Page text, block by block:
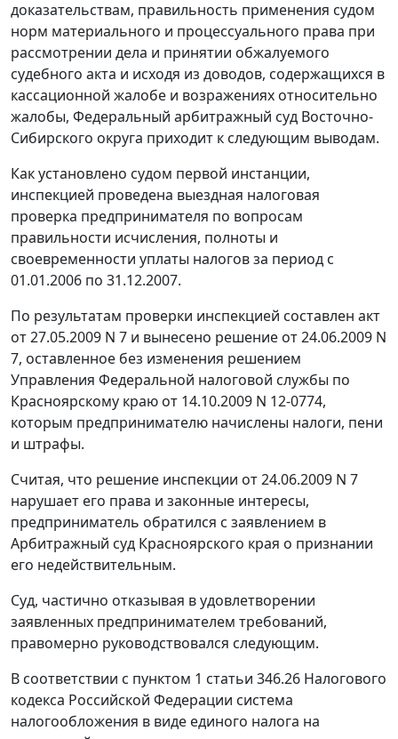
доказательствам, правильность применения судом
норм материального и процессуального права при
рассмотрении дела и принятии обжалуемого
судебного акта и исходя из доводов, содержащихся в
кассационной жалобе и возражениях относительно
жалобы, Федеральный арбитражный суд Восточно-
Сибирского округа приходит к следующим выводам.
Как установлено судом первой инстанции,
инспекцией проведена выездная налоговая
проверка предпринимателя по вопросам
правильности исчисления, полноты и
своевременности уплаты налогов за период с
01.01.2006 по 31.12.2007.
По результатам проверки инспекцией составлен акт
от 27.05.2009 N 7 и вынесено решение от 24.06.2009 N
7, оставленное без изменения решением
Управления Федеральной налоговой службы по
Красноярскому краю от 14.10.2009 N 12-0774,
которым предпринимателю начислены налоги, пени
и штрафы.
Считая, что решение инспекции от 24.06.2009 N 7
нарушает его права и законные интересы,
предприниматель обратился с заявлением в
Арбитражный суд Красноярского края о признании
его недействительным.
Суд, частично отказывая в удовлетворении
заявленных предпринимателем требований,
правомерно руководствовался следующим.
В соответствии с пунктом 1 статьи 346.26 Налогового
кодекса Российской Федерации система
налогообложения в виде единого налога на